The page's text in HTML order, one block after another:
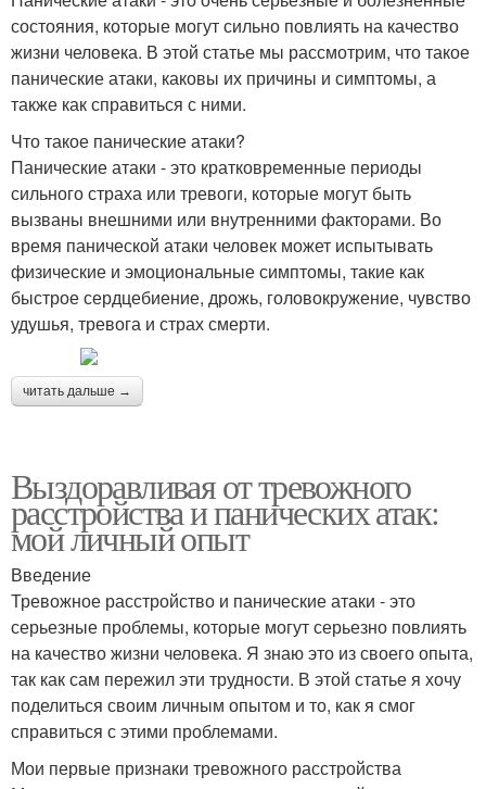
состояния, которые могут сильно повлиять на качество
жизни человека. В этой статье мы рассмотрим, что такое
панические атаки, каковы их причины и симптомы, а
также как справиться с ними.
Что такое панические атаки?
Панические атаки - это кратковременные периоды
сильного страха или тревоги, которые могут быть
вызваны внешними или внутренними факторами. Во
время панической атаки человек может испытывать
физические и эмоциональные симптомы, такие как
быстрое сердцебиение, дрожь, головокружение, чувство
удушья, тревога и страх смерти.
читать дальше →
Выздоравливая от тревожного
расстройства и панических атак:
мой личный опыт
Введение
Тревожное расстройство и панические атаки - это
серьезные проблемы, которые могут серьезно повлиять
на качество жизни человека. Я знаю это из своего опыта,
так как сам пережил эти трудности. В этой статье я хочу
поделиться своим личным опытом и то, как я смог
справиться с этими проблемами.
Мои первые признаки тревожного расстройства